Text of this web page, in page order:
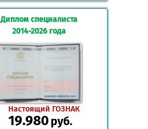
Диплом специалиста
2014-2026 года
Настоящий ГОЗНАК
19.980руб.